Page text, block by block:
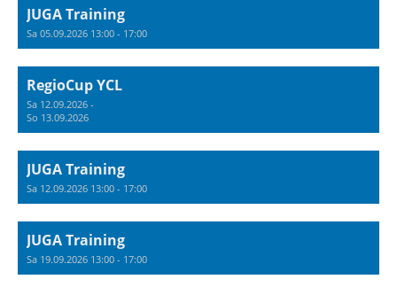
JUGA Training
Sa 05.09.2026 13:00 - 17:00
RegioCup YCL
Sa 12.09.2026 -
So 13.09.2026
JUGA Training
Sa 12.09.2026 13:00 - 17:00
JUGA Training
Sa 19.09.2026 13:00 - 17:00